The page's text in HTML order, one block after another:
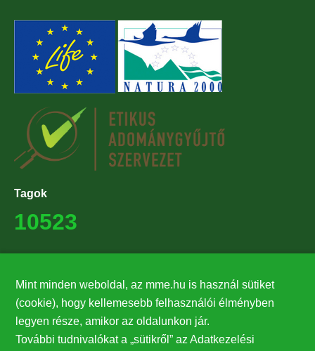
Tagok
10523
27224
Hírlevél feliratkozás
Mint minden weboldal, az mme.hu is használ sütiket
(cookie), hogy kellemesebb felhasználói élményben
legyen része, amikor az oldalunkon jár.
További tudnivalókat a „sütikről” az Adatkezelési